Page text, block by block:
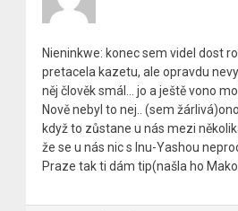
Nieninkwe: konec sem videl dost
pretacela kazetu, ale opravdu
něj člověk smál… jo a ještě vono
Nově nebyl to nej.. (sem
když to zůstane u nás mezi
že se u nás nic s Inu-Yashou
Praze tak ti dám tip(našla ho